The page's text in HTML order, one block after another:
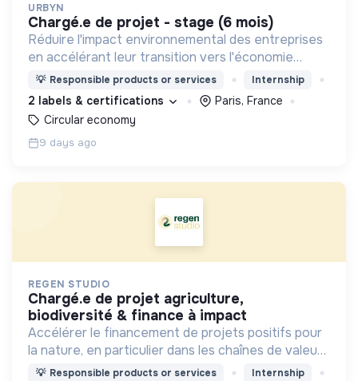
URBYN
chargé.e de projet - stage (6 mois)
Réduire l'impact environnemental des entreprises
en accélérant leur transition vers l'économie
circulaire.
💡 Responsible products or services Internship
2 labels & certifications
Paris, France
Circular economy
9 days ago
REGEN STUDIO
chargé.e de projet agriculture,
biodiversité & finance à impact
Accélérer le financement de projets positifs pour
la nature, en particulier dans les chaînes de valeur
agricole
💡 Responsible products or services Internship